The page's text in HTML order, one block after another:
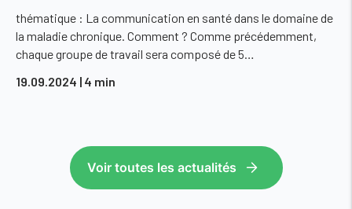
thématique : La communication en santé dans le domaine de
la maladie chronique. Comment ? Comme précédemment,
chaque groupe de travail sera composé de 5…
19.09.2024 | 4 min
Voir toutes les actualités